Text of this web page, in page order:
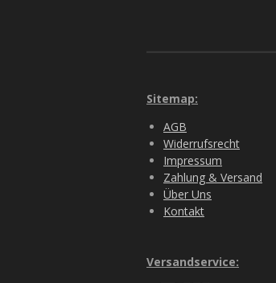
Sitemap:
AGB
Widerrufsrecht
Impressum
Zahlung & Versand
Über Uns
Kontakt
Versandservice: